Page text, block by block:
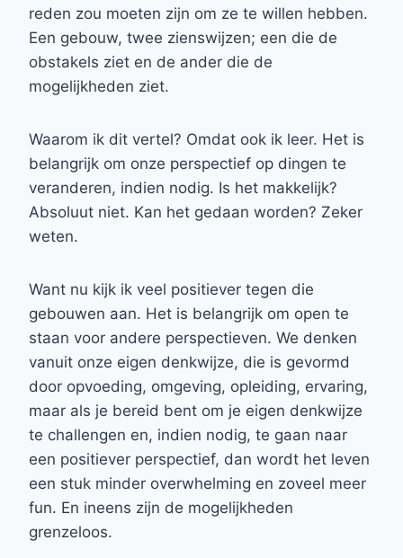
reden zou moeten zijn om ze te willen hebben.
Een gebouw, twee zienswijzen; een die de
obstakels ziet en de ander die de
mogelijkheden ziet.
Waarom ik dit vertel? Omdat ook ik leer. Het is
belangrijk om onze perspectief op dingen te
veranderen, indien nodig. Is het makkelijk?
Absoluut niet. Kan het gedaan worden? Zeker
weten.
Want nu kijk ik veel positiever tegen die
gebouwen aan. Het is belangrijk om open te
staan voor andere perspectieven. We denken
vanuit onze eigen denkwijze, die is gevormd
door opvoeding, omgeving, opleiding, ervaring,
maar als je bereid bent om je eigen denkwijze
te challengen en, indien nodig, te gaan naar
een positiever perspectief, dan wordt het leven
een stuk minder overwhelming en zoveel meer
fun. En ineens zijn de mogelijkheden
grenzeloos.